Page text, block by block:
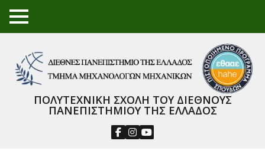
TO
GGL
NU
ΠΟΛΥΤΕΧΝΙΚΗ ΣΧΟΛΗ ΤΟΥ ΔΙΕΘΝΟΥΣ
ΠΑΝΕΠΙΣΤΗΜΙΟΥ ΤΗΣ ΕΛΛΑΔΟΣ